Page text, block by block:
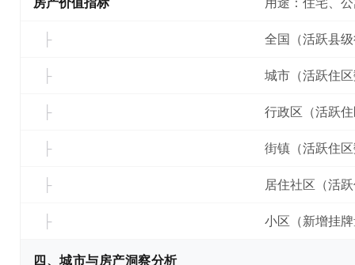
房产价值指标 用途：住宅、
全国（活跃县
城市（活跃住
行政区（活跃
街镇（活跃住
居住社区（活
小区（新增挂
四、城市与房产洞察分析